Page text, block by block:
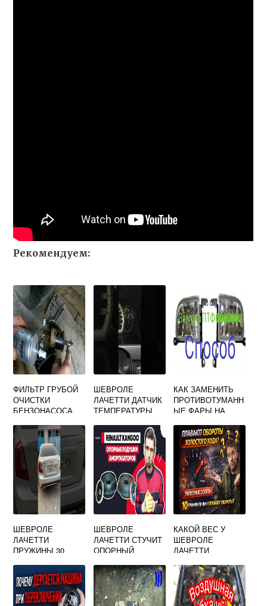
Рекомендуем:
ФИЛЬТР ГРУБОЙ
ОЧИСТКИ
БЕНЗОНАСОСА
ЛАЧЕТТИ
ШЕВРОЛЕ
ЛАЧЕТТИ ДАТЧИК
ТЕМПЕРАТУРЫ
КАК ЗАМЕНИТЬ
ПРОТИВОТУМАНН
ЫЕ ФАРЫ НА
ЛАЧЕТТИ
ШЕВРОЛЕ
ЛАЧЕТТИ
ПРУЖИНЫ 30
ШЕВРОЛЕ
ЛАЧЕТТИ СТУЧИТ
ОПОРНЫЙ
КАКОЙ ВЕС У
ШЕВРОЛЕ
ЛАЧЕТТИ